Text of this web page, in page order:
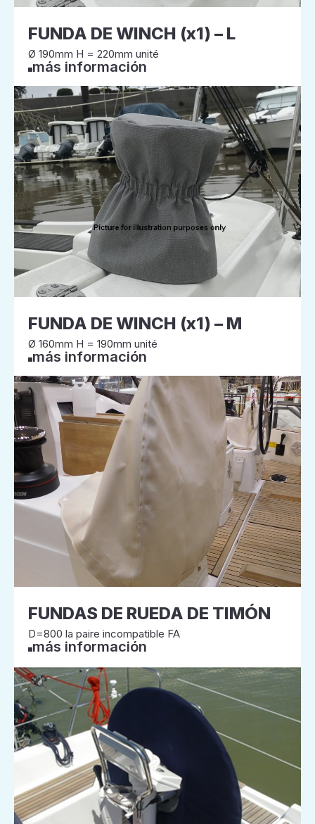
FUNDA DE WINCH (x1) – L
Ø 190mm H = 220mm unité
más información
FUNDA DE WINCH (x1) – M
Ø 160mm H = 190mm unité
más información
FUNDAS DE RUEDA DE TIMÓN
D=800 la paire incompatible FA
más información